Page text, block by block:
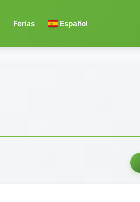
Ferias Español